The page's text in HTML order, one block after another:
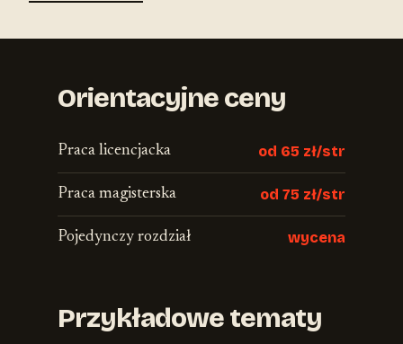
Orientacyjne ceny
Praca licencjacka od 65 zł/str
Praca magisterska od 75 zł/str
Pojedynczy rozdział wycena
Przykładowe tematy